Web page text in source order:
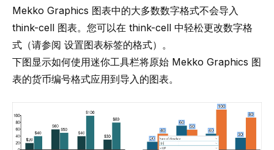
Mekko Graphics 图表中的大多数数字格式不会导入
think-cell 图表。您可以在 think-cell 中轻松更改数字格
式（请参阅 设置图表标签的格式）。
下图显示如何使用迷你工具栏将原始 Mekko Graphics 图
表的货币编号格式应用到导入的图表。